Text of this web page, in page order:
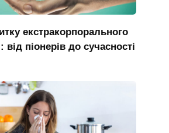
екстракорпорального
від піонерів до сучасності